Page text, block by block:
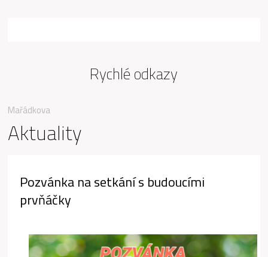
Mařádkova
Aktuality
Pozvánka na setkání s budoucími
prvňáčky
Rychlé odkazy